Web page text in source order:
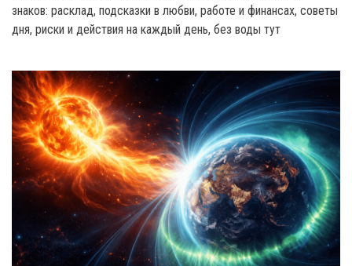
знаков: расклад, подсказки в любви, работе и финансах, советы
дня, риски и действия на каждый день, без воды тут